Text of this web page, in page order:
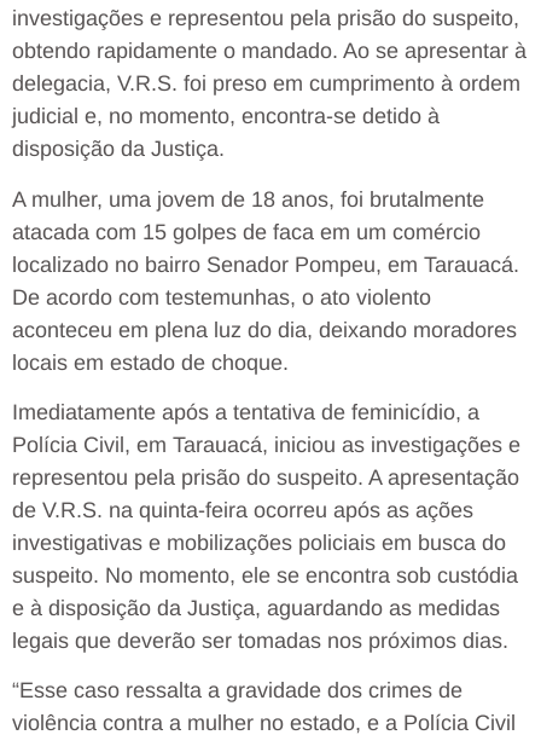
investigações e representou pela prisão do suspeito,
obtendo rapidamente o mandado. Ao se apresentar à
delegacia, V.R.S. foi preso em cumprimento à ordem
judicial e, no momento, encontra-se detido à
disposição da Justiça.
A mulher, uma jovem de 18 anos, foi brutalmente
atacada com 15 golpes de faca em um comércio
localizado no bairro Senador Pompeu, em Tarauacá.
De acordo com testemunhas, o ato violento
aconteceu em plena luz do dia, deixando moradores
locais em estado de choque.
Imediatamente após a tentativa de feminicídio, a
Polícia Civil, em Tarauacá, iniciou as investigações e
representou pela prisão do suspeito. A apresentação
de V.R.S. na quinta-feira ocorreu após as ações
investigativas e mobilizações policiais em busca do
suspeito. No momento, ele se encontra sob custódia
e à disposição da Justiça, aguardando as medidas
legais que deverão ser tomadas nos próximos dias.
“Esse caso ressalta a gravidade dos crimes de
violência contra a mulher no estado, e a Polícia Civil